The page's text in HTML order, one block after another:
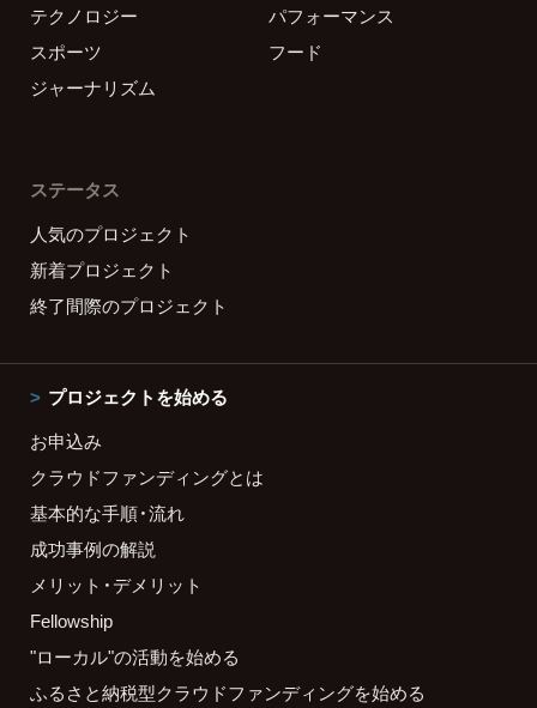
テクノロジー
パフォーマンス
スポーツ
フード
ジャーナリズム
ステータス
人気のプロジェクト
新着プロジェクト
終了間際のプロジェクト
プロジェクトを始める
お申込み
クラウドファンディングとは
基本的な手順・流れ
成功事例の解説
メリット・デメリット
Fellowship
"ローカル"の活動を始める
ふるさと納税型クラウドファンディングを始める